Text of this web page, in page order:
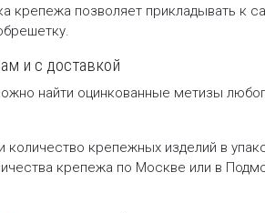
крепежа позволяет прикладывать к
и с доставкой
найти оцинкованные метизы
крепежных изделий в
крепежа по Москве или в